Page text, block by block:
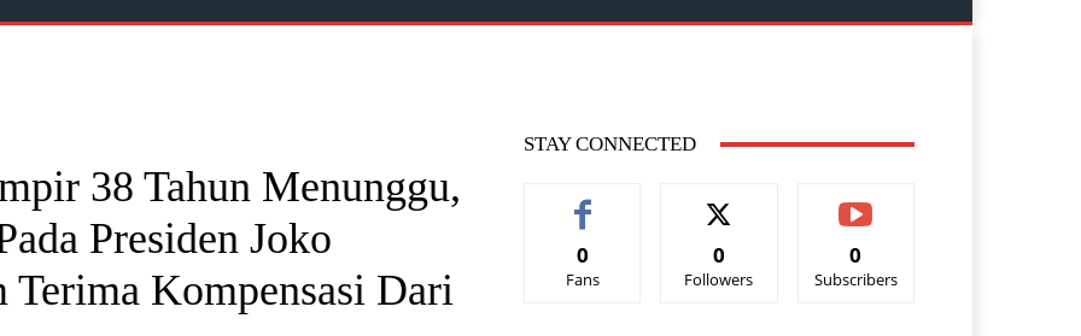
38 Tahun Menunggu,
Presiden Joko
Terima Kompensasi Dari
STAY CONNECTED
0
Fans
0
Followers
0
Subscribers